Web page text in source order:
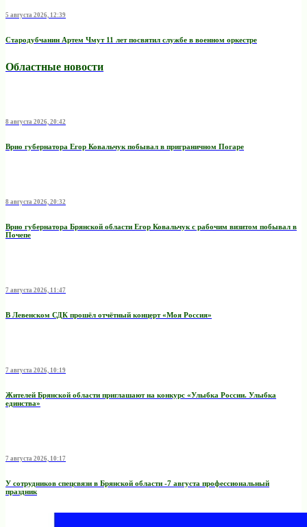
5 августа 2026, 12:39
Стародубчанин Артем Чмут 11 лет посвятил службе в военном оркестре
Областные новости
8 августа 2026, 20:42
Врио губернатора Егор Ковальчук побывал в приграничном Погаре
8 августа 2026, 20:32
Врио губернатора Брянской области Егор Ковальчук с рабочим визитом побывал в
Почепе
7 августа 2026, 11:47
В Левенском СДК прошёл отчётный концерт «Моя Россия»
7 августа 2026, 10:19
Жителей Брянской области приглашают на конкурс «Улыбка России. Улыбка
единства»
7 августа 2026, 10:17
У сотрудников спецсвязи в Брянской области -7 августа профессиональный
праздник